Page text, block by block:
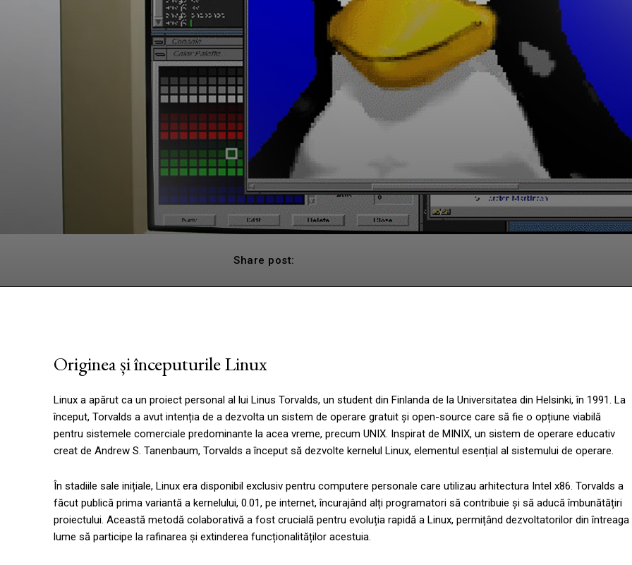
Share post:
Originea și începuturile Linux
Linux a apărut ca un proiect personal al lui Linus Torvalds, un student din Finlanda de la Universitatea din Helsinki, în 1991. La
început, Torvalds a avut intenția de a dezvolta un sistem de operare gratuit și open-source care să fie o opțiune viabilă
pentru sistemele comerciale predominante la acea vreme, precum UNIX. Inspirat de MINIX, un sistem de operare educativ
creat de Andrew S. Tanenbaum, Torvalds a început să dezvolte kernelul Linux, elementul esențial al sistemului de operare.
În stadiile sale inițiale, Linux era disponibil exclusiv pentru computere personale care utilizau arhitectura Intel x86. Torvalds a
făcut publică prima variantă a kernelului, 0.01, pe internet, încurajând alți programatori să contribuie și să aducă îmbunătățiri
proiectului. Această metodă colaborativă a fost crucială pentru evoluția rapidă a Linux, permițând dezvoltatorilor din întreaga
lume să participe la rafinarea și extinderea funcționalităților acestuia.